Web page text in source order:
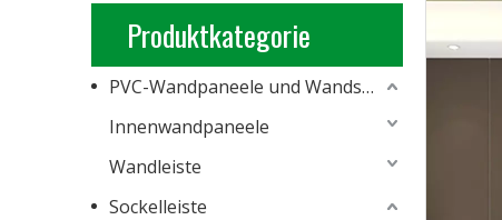
Produktkategorie
PVC-Wandpaneele und Wandschalung
Innenwandpaneele
Wandleiste
Sockelleiste